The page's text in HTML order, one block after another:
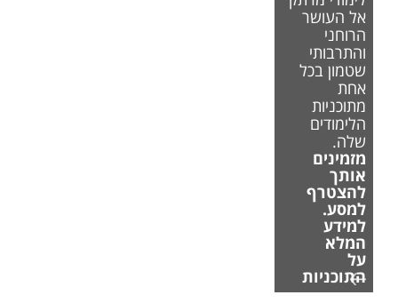
אל העושר
הרוחני
והתרבותי
שטמון בכל
אחת
מתוכניות
הלימודים
שלה.
מזמינים
אותך
להצטרף
למסע.
למידע
המלא
על
התוכניות